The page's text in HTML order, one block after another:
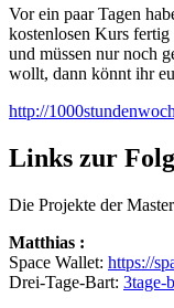
Vor ein paar Tagen
kostenlosen Kurs
und müssen nur noch
wollt, dann könnt ihr
http://
Links zur
Die Projekte der
Matthias :
Space Wallet: https://
Drei-Tage-Bart: 3tage-